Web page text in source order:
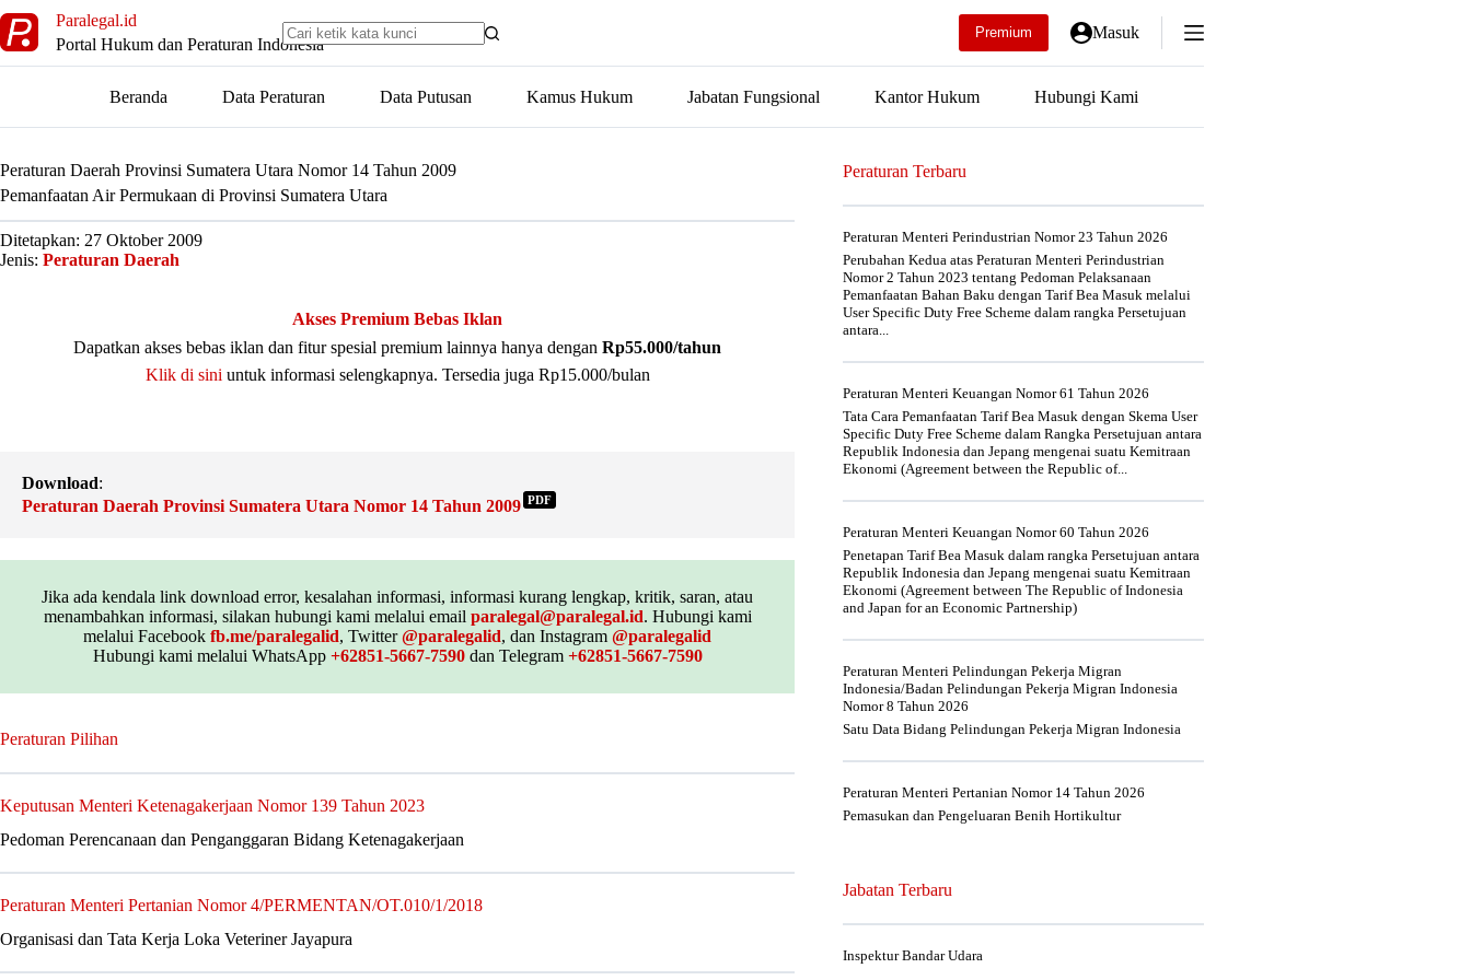
to
content
Paralegal.id
Portal Hukum dan Peraturan Indonesia
Premium Masuk
Beranda Data Peraturan Data Putusan Kamus Hukum Jabatan Fungsional Kantor Hukum Hubungi Kami
Peraturan Daerah Provinsi Sumatera Utara Nomor 14 Tahun 2009
Pemanfaatan Air Permukaan di Provinsi Sumatera Utara
Ditetapkan: 27 Oktober 2009
Jenis: Peraturan Daerah
Akses Premium Bebas Iklan
Dapatkan akses bebas iklan dan fitur spesial premium lainnya hanya dengan Rp55.000/tahun
Klik di sini untuk informasi selengkapnya. Tersedia juga Rp15.000/bulan
Download:
Peraturan Daerah Provinsi Sumatera Utara Nomor 14 Tahun 2009 PDF
Jika ada kendala link download error, kesalahan informasi, informasi kurang lengkap, kritik, saran, atau
menambahkan informasi, silakan hubungi kami melalui email paralegal@paralegal.id. Hubungi kami
melalui Facebook fb.me/paralegalid, Twitter@paralegalid, dan Instagram @paralegalid
Hubungi kami melalui WhatsApp +62851-5667-7590dan Telegram +62851-5667-7590
Peraturan Pilihan
Keputusan Menteri Ketenagakerjaan Nomor 139 Tahun 2023
Pedoman Perencanaan dan Penganggaran Bidang Ketenagakerjaan
Peraturan Menteri Pertanian Nomor 4/PERMENTAN/OT.010/1/2018
Organisasi dan Tata Kerja Loka Veteriner Jayapura
Peraturan Terbaru
Peraturan Menteri Perindustrian Nomor 23 Tahun 2026
Perubahan Kedua atas Peraturan Menteri Perindustrian
Nomor 2 Tahun 2023 tentang Pedoman Pelaksanaan
Pemanfaatan Bahan Baku dengan Tarif Bea Masuk melalui
User Specific Duty Free Scheme dalam rangka Persetujuan
antara...
Peraturan Menteri Keuangan Nomor 61 Tahun 2026
Tata Cara Pemanfaatan Tarif Bea Masuk dengan Skema User
Specific Duty Free Scheme dalam Rangka Persetujuan antara
Republik Indonesia dan Jepang mengenai suatu Kemitraan
Ekonomi (Agreement between the Republic of...
Peraturan Menteri Keuangan Nomor 60 Tahun 2026
Penetapan Tarif Bea Masuk dalam rangka Persetujuan antara
Republik Indonesia dan Jepang mengenai suatu Kemitraan
Ekonomi (Agreement between The Republic of Indonesia
and Japan for an Economic Partnership)
Peraturan Menteri Pelindungan Pekerja Migran
Indonesia/Badan Pelindungan Pekerja Migran Indonesia
Nomor 8 Tahun 2026
Satu Data Bidang Pelindungan Pekerja Migran Indonesia
Peraturan Menteri Pertanian Nomor 14 Tahun 2026
Pemasukan dan Pengeluaran Benih Hortikultur
Jabatan Terbaru
Inspektur Bandar Udara